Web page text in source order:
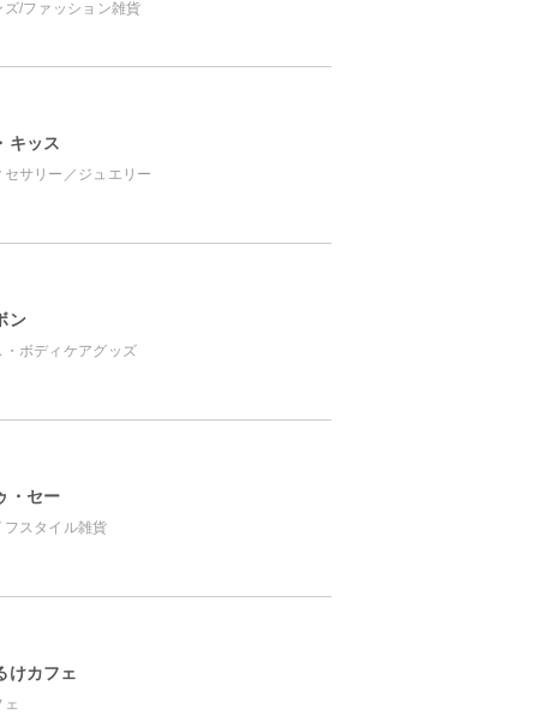
ズ/ファッション雑貨
キッス
セサリー／ジュエリー
ン
・ボディケアグッズ
・セー
フスタイル雑貨
けカフェ
ェ